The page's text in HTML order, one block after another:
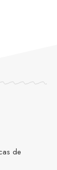
de